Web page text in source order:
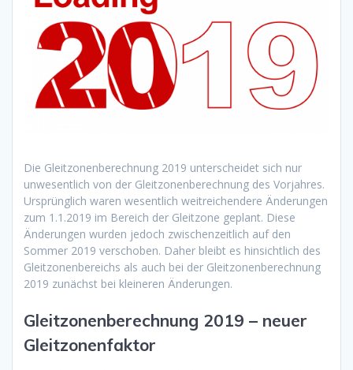
Die Gleitzonenberechnung 2019 unterscheidet sich nur
unwesentlich von der Gleitzonenberechnung des Vorjahres.
Ursprünglich waren wesentlich weitreichendere Änderungen
zum 1.1.2019 im Bereich der Gleitzone geplant. Diese
Änderungen wurden jedoch zwischenzeitlich auf den
Sommer 2019 verschoben. Daher bleibt es hinsichtlich des
Gleitzonenbereichs als auch bei der Gleitzonenberechnung
2019 zunächst bei kleineren Änderungen.
Gleitzonenberechnung 2019 – neuer
Gleitzonenfaktor